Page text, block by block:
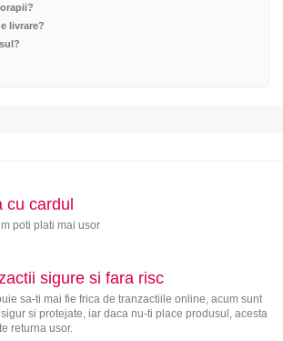
livrare?
cu cardul
poti plati mai usor
sigure si fara risc
sa-ti mai fie frica de tranzactiile online, acum sunt
si protejate, iar daca nu-ti place produsul, acesta
returna usor.